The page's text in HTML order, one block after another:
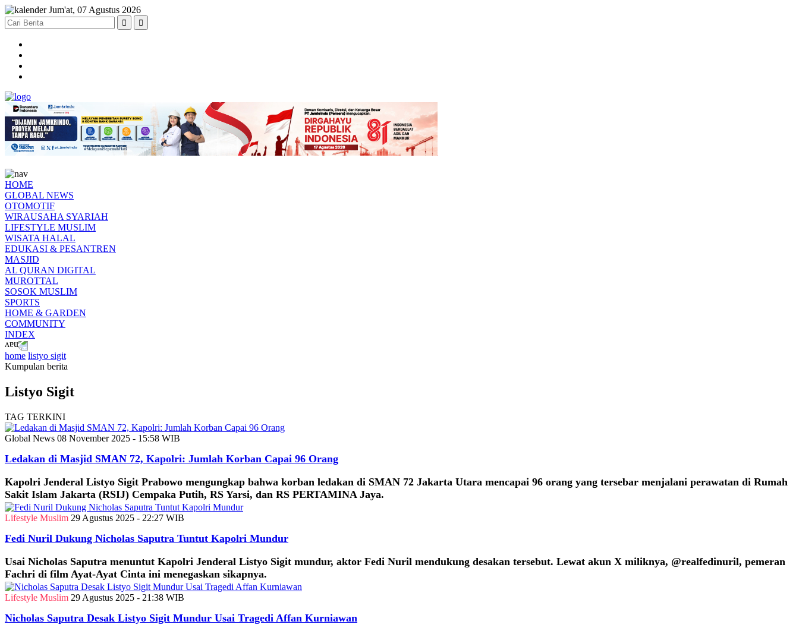
Jum'at, 07 Agustus 2026
HOME
GLOBAL NEWS
OTOMOTIF
WIRAUSAHA SYARIAH
LIFESTYLE MUSLIM
WISATA HALAL
EDUKASI & PESANTREN
MASJID
AL QURAN DIGITAL
MUROTTAL
SOSOK MUSLIM
SPORTS
HOME & GARDEN
COMMUNITY
INDEX
home listyo sigit
Kumpulan berita
Listyo Sigit
TAG TERKINI
Global News 08 November 2025 - 15:58 WIB
Ledakan di Masjid SMAN 72, Kapolri: Jumlah Korban Capai 96 Orang
Kapolri Jenderal Listyo Sigit Prabowo mengungkap bahwa korban ledakan di SMAN 72 Jakarta Utara mencapai 96 orang yang tersebar menjalani perawatan di Rumah
Sakit Islam Jakarta (RSIJ) Cempaka Putih, RS Yarsi, dan RS PERTAMINA Jaya.
Lifestyle Muslim 29 Agustus 2025 - 22:27 WIB
Fedi Nuril Dukung Nicholas Saputra Tuntut Kapolri Mundur
Usai Nicholas Saputra menuntut Kapolri Jenderal Listyo Sigit mundur, aktor Fedi Nuril mendukung desakan tersebut. Lewat akun X miliknya, @realfedinuril, pemeran
Fachri di film Ayat-Ayat Cinta ini menegaskan sikapnya.
Lifestyle Muslim 29 Agustus 2025 - 21:38 WIB
Nicholas Saputra Desak Listyo Sigit Mundur Usai Tragedi Affan Kurniawan